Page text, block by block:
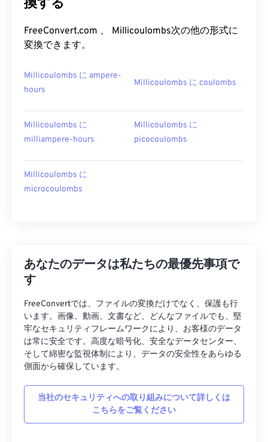
換する
FreeConvert.com 、 Millicoulombs次の他の形式に
変換できます。
Millicoulombs に ampere-
hours
Millicoulombs に coulombs
Millicoulombs に
milliampere-hours
Millicoulombs に
picocoulombs
Millicoulombs に
microcoulombs
あなたのデータは私たちの最優先事項で
す
FreeConvertでは、ファイルの変換だけでなく、保護も行
います。画像、動画、文書など、どんなファイルでも、堅
牢なセキュリティフレームワークにより、お客様のデータ
は常に安全です。高度な暗号化、安全なデータセンター、
そして綿密な監視体制により、データの安全性をあらゆる
側面から確保しています。
当社のセキュリティへの取り組みについて詳しくは
こちらをご覧ください